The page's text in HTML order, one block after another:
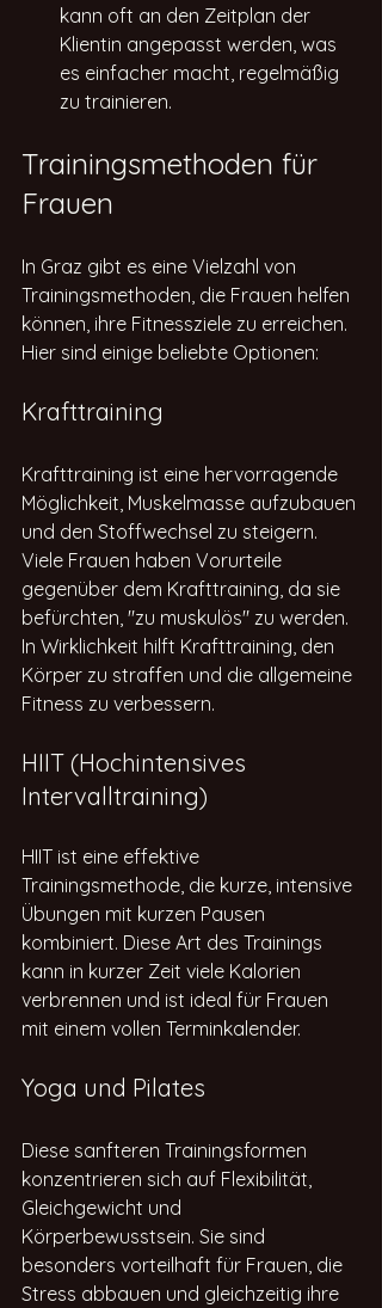
kann oft an den Zeitplan der
Klientin angepasst werden, was
es einfacher macht, regelmäßig
zu trainieren.
Trainingsmethoden für
Frauen
In Graz gibt es eine Vielzahl von
Trainingsmethoden, die Frauen helfen
können, ihre Fitnessziele zu erreichen.
Hier sind einige beliebte Optionen:
Krafttraining
Krafttraining ist eine hervorragende
Möglichkeit, Muskelmasse aufzubauen
und den Stoffwechsel zu steigern.
Viele Frauen haben Vorurteile
gegenüber dem Krafttraining, da sie
befürchten, "zu muskulös" zu werden.
In Wirklichkeit hilft Krafttraining, den
Körper zu straffen und die allgemeine
Fitness zu verbessern.
HIIT (Hochintensives
Intervalltraining)
HIIT ist eine effektive
Trainingsmethode, die kurze, intensive
Übungen mit kurzen Pausen
kombiniert. Diese Art des Trainings
kann in kurzer Zeit viele Kalorien
verbrennen und ist ideal für Frauen
mit einem vollen Terminkalender.
Yoga und Pilates
Diese sanfteren Trainingsformen
konzentrieren sich auf Flexibilität,
Gleichgewicht und
Körperbewusstsein. Sie sind
besonders vorteilhaft für Frauen, die
Stress abbauen und gleichzeitig ihre